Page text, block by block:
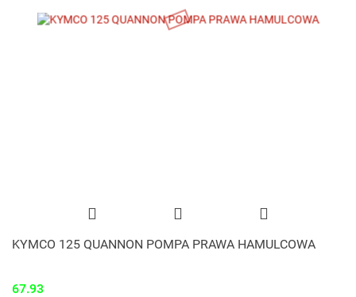
KYMCO 125 QUANNON POMPA PRAWA HAMULCOWA
67.93